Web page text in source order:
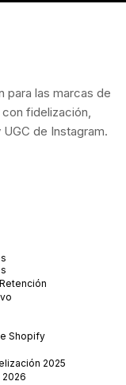
para las marcas de
fidelización,
de Instagram.
Shopify
2025